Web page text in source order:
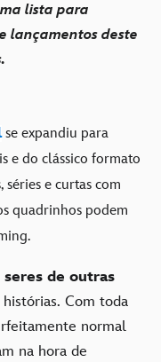
lista para
lançamentos deste
se expandiu para
e do clássico formato
e curtas com
quadrinhos podem
seres de outras
Com toda
normal
na hora de